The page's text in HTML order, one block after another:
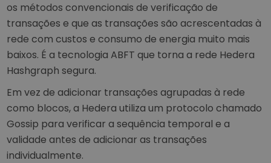
os métodos convencionais de verificação de
transações e que as transações são acrescentadas à
rede com custos e consumo de energia muito mais
baixos. É a tecnologia ABFT que torna a rede Hedera
Hashgraph segura.
Em vez de adicionar transações agrupadas à rede
como blocos, a Hedera utiliza um protocolo chamado
Gossip para verificar a sequência temporal e a
validade antes de adicionar as transações
individualmente.